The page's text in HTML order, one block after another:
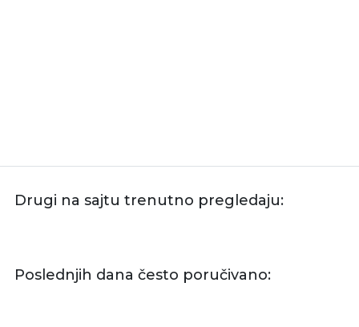
Drugi na sajtu trenutno pregledaju:
Poslednjih dana često poručivano: